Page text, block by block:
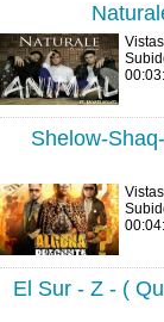
Shelow-
El Sur - Z - (